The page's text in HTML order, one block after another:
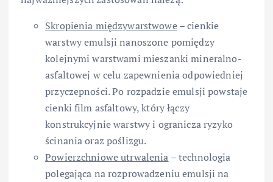
Skropienia międzywarstwowe– cienkie
warstwy emulsji nanoszone pomiędzy
kolejnymi warstwami mieszanki mineralno-
asfaltowej w celu zapewnienia odpowiedniej
przyczepności. Po rozpadzie emulsji powstaje
cienki film asfaltowy, który łączy
konstrukcyjnie warstwy i ogranicza ryzyko
ścinania oraz poślizgu.
Powierzchniowe utrwalenia – technologia
polegająca na rozprowadzeniu emulsji na